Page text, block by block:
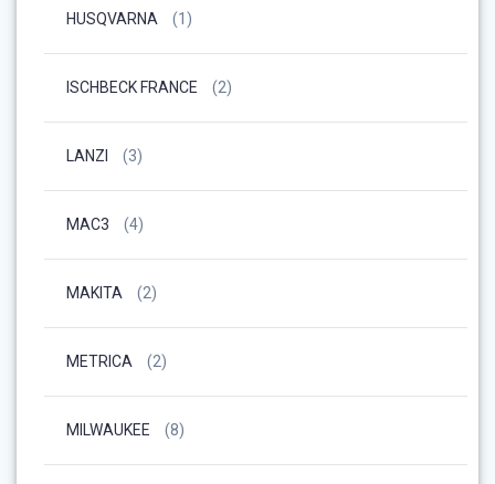
HUSQVARNA (1)
ISCHBECK FRANCE (2)
LANZI (3)
MAC3 (4)
MAKITA (2)
METRICA (2)
MILWAUKEE (8)